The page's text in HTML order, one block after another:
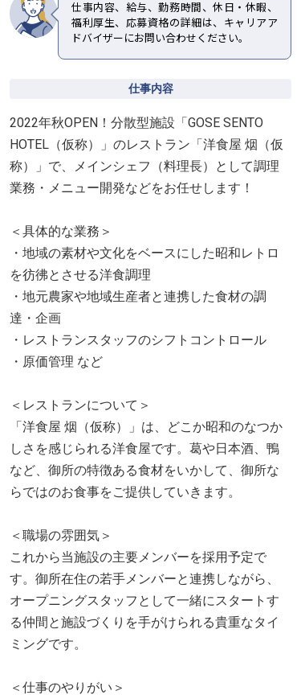
仕事内容、給与、勤務時間、休日・休暇、
福利厚生、応募資格の詳細は、キャリアア
ドバイザーにお問い合わせください。
仕事内容
2022年秋OPEN！分散型施設「GOSE SENTO
HOTEL（仮称）」のレストラン「洋食屋 烟（仮
称）」で、メインシェフ（料理長）として調理
業務・メニュー開発などをお任せします！
＜具体的な業務＞
・地域の素材や文化をベースにした昭和レトロ
を彷彿とさせる洋食調理
・地元農家や地域生産者と連携した食材の調
達・企画
・レストランスタッフのシフトコントロール
・原価管理 など
＜レストランについて＞
「洋食屋 烟（仮称）」は、どこか昭和のなつか
しさを感じられる洋食屋です。葛や日本酒、鴨
など、御所の特徴ある食材をいかして、御所な
らではのお食事をご提供していきます。
＜職場の雰囲気＞
これから当施設の主要メンバーを採用予定で
す。御所在住の若手メンバーと連携しながら、
オープニングスタッフとして一緒にスタートす
る仲間と施設づくりを手がけられる貴重なタイ
ミングです。
＜仕事のやりがい＞